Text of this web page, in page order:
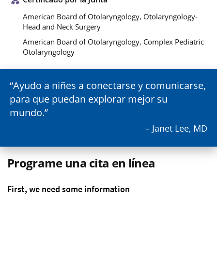
American Board of Otolaryngology, Otolaryngology-
Head and Neck Surgery
American Board of Otolaryngology, Complex Pediatric
Otolaryngology
Ayudo a niñes a conectarse y comunicarse,
para que puedan explorar mejor su
mundo.
– Janet Lee, MD
Programe una cita en línea